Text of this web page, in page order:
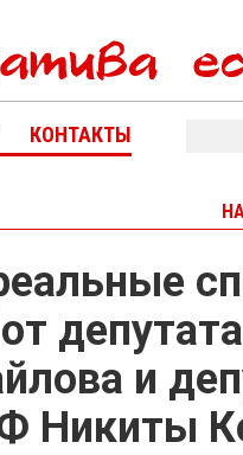
КОНТАКТЫ
и
Никиты